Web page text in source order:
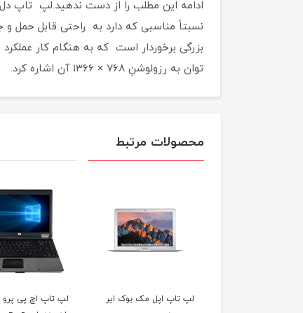
بزرگی برخوردار است که به هنگام کار
توان به رزولوشنِ ۷۶۸ × ۱۳۶۶ آن اشاره کرد.
محصولات مرتبط
لپ تاپ اچ پی پرو بوک HP
لپ تاپ اچ پی